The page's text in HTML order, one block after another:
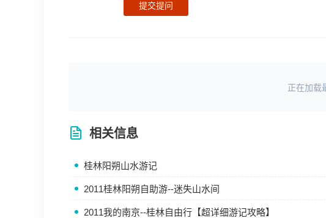
提交提问
正在加载
相关信息
桂林阳朔山水游记
2011桂林阳朔自助游--迷失山水间
2011我的南京--桂林自由行【超详细游记攻略】